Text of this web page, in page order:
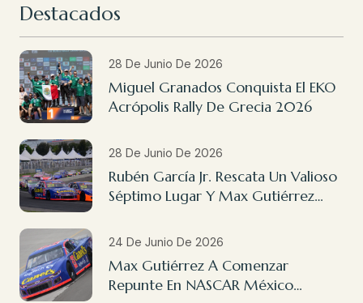
Destacados
28 De Junio De 2026
Miguel Granados Conquista El EKO
Acrópolis Rally De Grecia 2026
28 De Junio De 2026
Rubén García Jr. Rescata Un Valioso
Séptimo Lugar Y Max Gutiérrez
Querétaro
24 De Junio De 2026
Max Gutiérrez A Comenzar
Repunte En NASCAR México